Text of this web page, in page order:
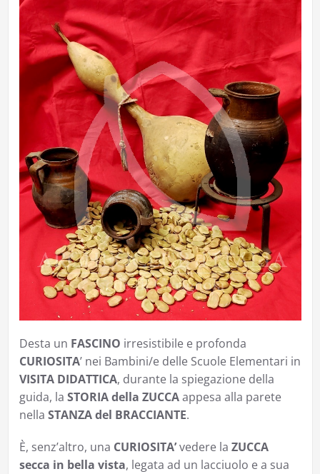
Desta un FASCINO irresistibile e profonda
CURIOSITA’ nei Bambini/e delle Scuole Elementari in
VISITA DIDATTICA, durante la spiegazione della
guida, la STORIA della ZUCCAappesa alla parete
nella STANZA del BRACCIANTE.
È, senz’altro, una CURIOSITA’vedere la ZUCCA
secca in bella vista, legata ad un lacciuolo e a sua